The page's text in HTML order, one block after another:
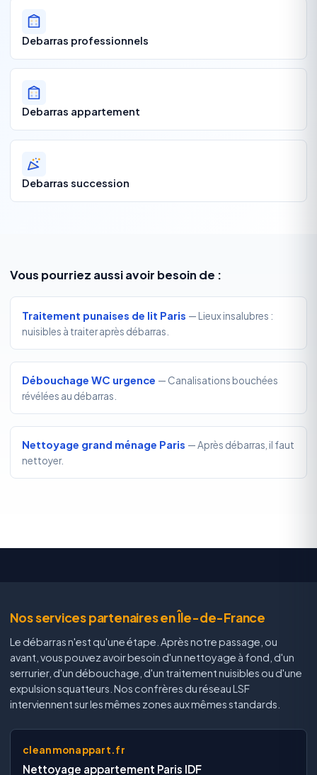
Debarras professionnels
Debarras appartement
Debarras succession
Vous pourriez aussi avoir besoin de :
Traitement punaises de lit Paris — Lieux insalubres :
nuisibles à traiter après débarras.
Débouchage WC urgence — Canalisations bouchées
révélées au débarras.
Nettoyage grand ménage Paris — Après débarras, il faut
nettoyer.
Nos services partenaires en Île-de-France
Le débarras n'est qu'une étape. Après notre passage, ou
avant, vous pouvez avoir besoin d'un nettoyage à fond, d'un
serrurier, d'un débouchage, d'un traitement nuisibles ou d'une
expulsion squatteurs. Nos confrères du réseau LSF
interviennent sur les mêmes zones aux mêmes standards.
cleanmonappart.fr
Nettoyage appartement Paris IDF